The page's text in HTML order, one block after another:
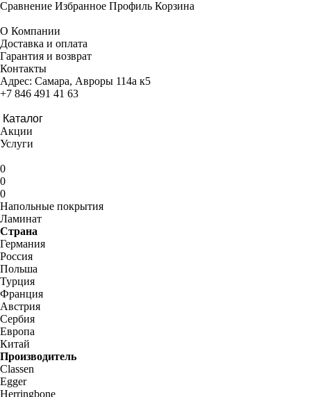
Сравнение Избранное Профиль Корзина
О Компании
Доставка и оплата
Гарантия и возврат
Контакты
Адрес: Самара, Авроры 114а к5
+7 846 491 41 63
Каталог
Акции
Услуги
0
0
0
Напольные покрытия
Ламинат
Страна
Германия
Россия
Польша
Турция
Франция
Австрия
Сербия
Европа
Китай
Производитель
Classen
Egger
Herringbone